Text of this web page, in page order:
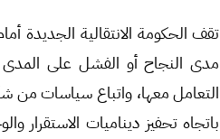
تقف الحكومة الانتقالية الجديدة
مدى النجاح أو الفشل على المدى
التعامل معها، واتباع سياسات من
باتجاه تحفيز ديناميات